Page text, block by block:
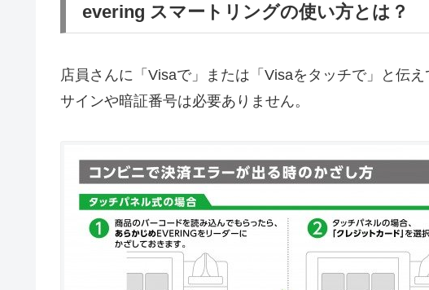
evering スマートリングの使い方とは？
店員さんに「Visaで」または「Visaをタッチで」と伝え
サインや暗証番号は必要ありません。